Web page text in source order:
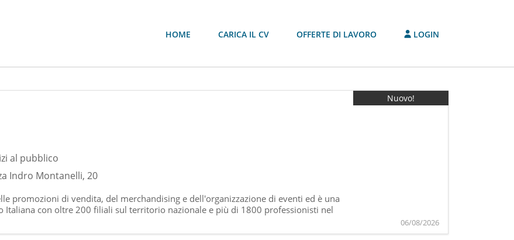
HOME CARICA IL CV OFFERTE DI LAVORO LOGIN
al pubblico
Indro Montanelli, 20
promozioni di vendita, del merchandising e dell'organizzazione di eventi ed è una
Italiana con oltre 200 filiali sul territorio nazionale e più di 1800 professionisti nel
Account dinamici, comuni
Nuovo!
06/08/2026